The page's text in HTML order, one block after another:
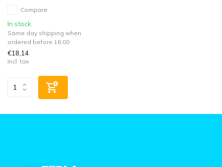
Compare
In stock
Same day shipping when
ordered before 16:00
€18,14
Incl. tax